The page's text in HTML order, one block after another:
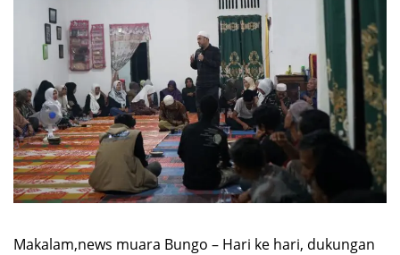
Makalam,news muara Bungo – Hari ke hari, dukungan